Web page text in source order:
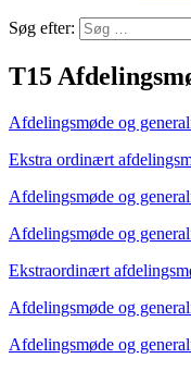
Søg efter:
T15
Afdelingsmøde og
Ekstra ordinært
Afdelingsmøde og
Afdelingsmøde og
Ekstraordinært
Afdelingsmøde og
Afdelingsmøde og